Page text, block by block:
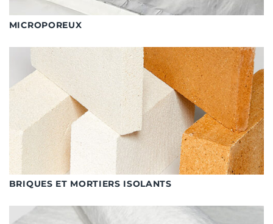
MICROPOREUX
BRIQUES ET MORTIERS ISOLANTS